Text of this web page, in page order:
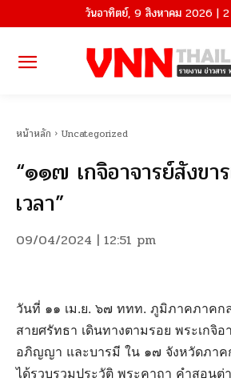
วันอาทิตย์, 9 สิงหาคม 2026 |
หน้าหลัก Uncategorized
“๑๑๗ เกจิอาจารย์สังขา
เวลา”
09/04/2024 | 12:51 pm
วันที่ ๑๑ เม.ย. ๖๗ ททท. ภูมิภาคภาคก
สายศรัทธา เดินทางตามรอย พระเกจิอ
อภิญญา และบารมี ใน ๑๗ จังหวัดภาค
ได้รวบรวมประวัติ พระคาถา คำสอนต่